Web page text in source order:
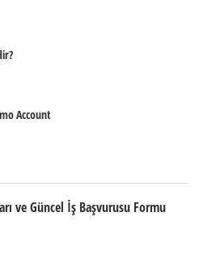
Account
ve Güncel İş Başvurusu Formu